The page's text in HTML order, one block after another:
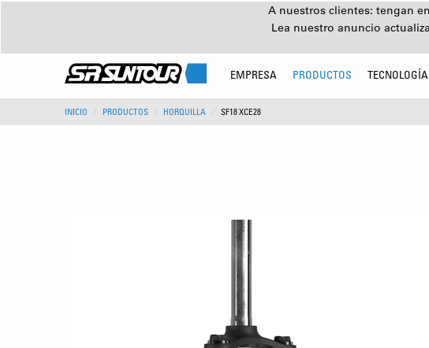
A nuestros clientes: tengan
Lea nuestro anuncio
EMPRESA PRODUCTOS
INICIO PRODUCTOS HORQUILLA SF18 XCE28